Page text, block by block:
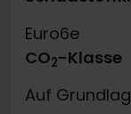
Euro6e
CO2-Klasse
Auf